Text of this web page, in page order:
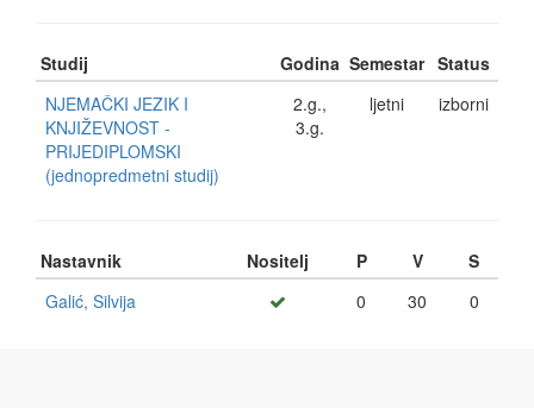
Studij Godina Semestar Status
NJEMAČKI JEZIK I
KNJIŽEVNOST -
PRIJEDIPLOMSKI
(jednopredmetni studij)
2.g.,
3.g.
ljetni izborni
Nastavnik Nositelj P V
S
Galić, Silvija
0 30 0